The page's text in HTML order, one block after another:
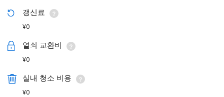
갱신료
¥0
열쇠 교환비
¥0
실내 청소 비용
¥0